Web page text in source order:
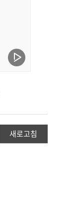
새로고침